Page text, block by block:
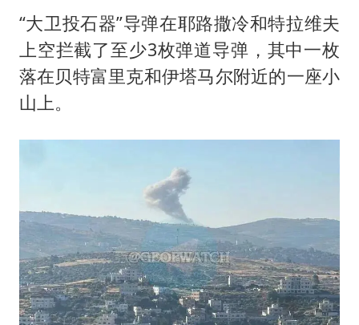
“大卫投石器”导弹在耶路撒冷和特拉维夫
上空拦截了至少3枚弹道导弹，其中一枚
落在贝特富里克和伊塔马尔附近的一座小
山上。